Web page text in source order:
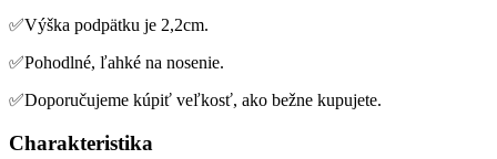
✅Výška podpätku je 2,2cm.
✅Pohodlné, ľahké na nosenie.
✅Doporučujeme kúpiť veľkosť, ako bežne kupujete.
Charakteristika